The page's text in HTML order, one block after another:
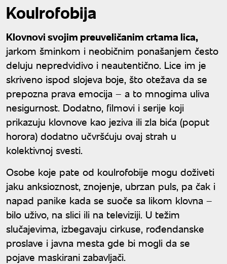
Koulrofobija
Klovnovi svojim preuveličanim crtama lica,
jarkom šminkom i neobičnim ponašanjem često
deluju nepredvidivo i neautentično. Lice im je
skriveno ispod slojeva boje, što otežava da se
prepozna prava emocija – a to mnogima uliva
nesigurnost. Dodatno, filmovi i serije koji
prikazuju klovnove kao jeziva ili zla bića (poput
horora) dodatno učvršćuju ovaj strah u
kolektivnoj svesti.
Osobe koje pate od koulrofobije mogu doživeti
jaku anksioznost, znojenje, ubrzan puls, pa čak i
napad panike kada se suoče sa likom klovna –
bilo uživo, na slici ili na televiziji. U težim
slučajevima, izbegavaju cirkuse, rođendanske
proslave i javna mesta gde bi mogli da se
pojave maskirani zabavljači.